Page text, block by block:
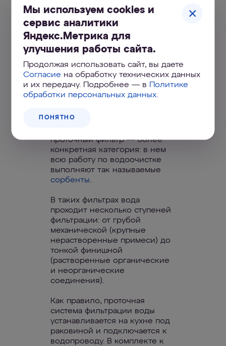
Что такое проточный
сорбционный фильтр
для воды?
Проточным можно назвать
любой фильтр, где вода при
очистке проходит через
тяжести или водопроводным
проточный фильтр — более
конкретная категория: в нем
всю работу по водоочистке
выполняют так называемые
сорбенты.
В таких фильтрах вода
проходит несколько ступеней
фильтрации: от грубой
механической (крупные
нерастворенные примеси) до
тонкой финишной
(растворенные органические
и неорганические
соединения).
Как правило, проточная
система фильтрации воды
устанавливается на кухне под
раковиной и подключается к
водопроводу. В комплекте к
Мы используем cookies и
сервис аналитики
Яндекс.Метрика для
улучшения работы сайта.
Продолжая использовать сайт, вы даете
Согласие на обработку технических данных
и их передачу. Подробнее — в Политике
обработки персональных данных
ПОНЯТНО